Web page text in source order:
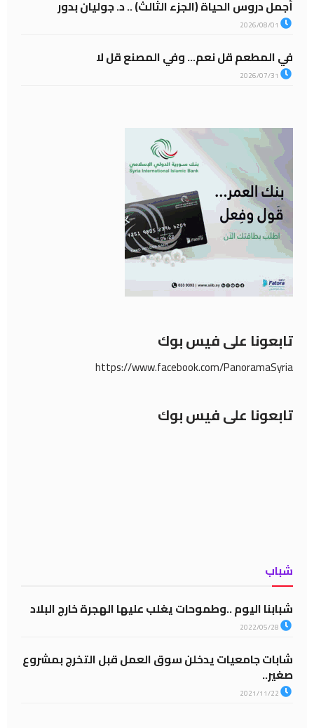
أجمل دروس الحياة (الجزء الثالث) .. د. جوليان بدور
في المطعم قل نعم… وفي المصنع قل لا
تابعونا على فيس بوك
https://www.facebook.com/PanoramaSyria
تابعونا على فيس بوك
شباب
شبابنا اليوم ..وطموحات يغلب عليها الهجرة خارج البلاد
شابات جامعيات يدخلن سوق العمل قبل التخرج بمشروع
صغير..